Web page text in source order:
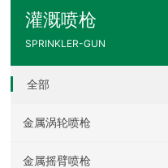
灌溉喷枪
SPRINKLER-GUN
全部
金属涡轮喷枪
金属摇臂喷枪